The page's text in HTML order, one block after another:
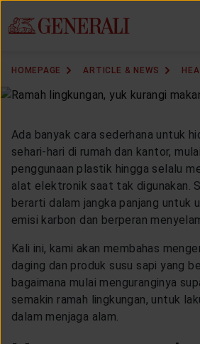
HOMEPAGE ARTICLE & NEWS
Ada banyak cara sederhana untuk
sehari-hari di rumah dan kantor,
penggunaan plastik hingga selalu
alat elektronik saat tak digunakan.
berarti dalam jangka panjang untuk
emisi karbon dan berperan
Kali ini, kami akan membahas
daging dan produk susu sapi yang
bagaimana mulai menguranginya
semakin ramah lingkungan, untuk
dalam menjaga alam.
CHANGE LANGUAGE
MARKETING OFFICE
INSURANCE DICTIONARY
OUR SOLUTION
CUSTOMER SERVICE